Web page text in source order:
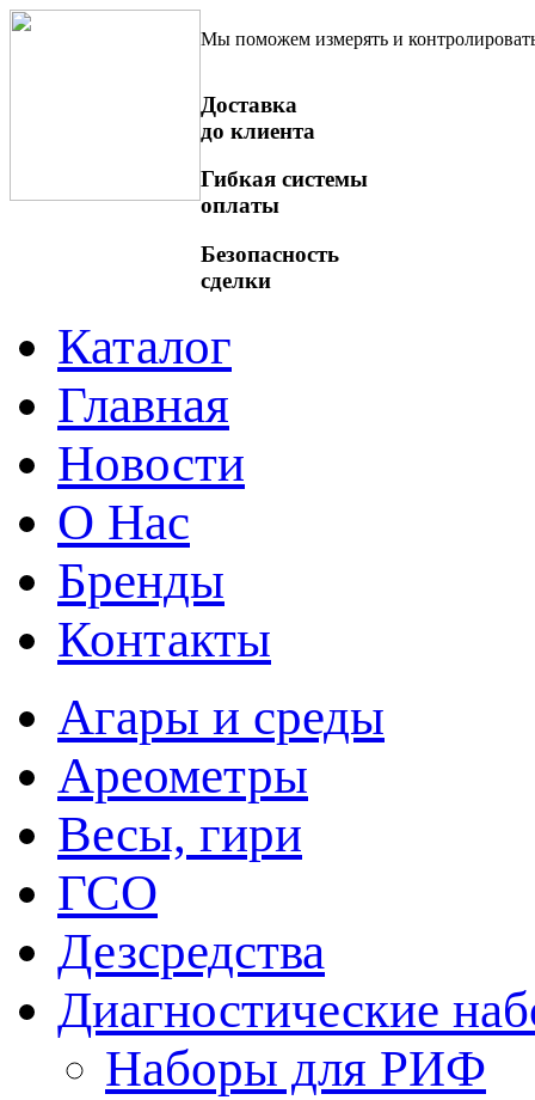
Мы поможем измерять и
Доставка
до клиента
Гибкая системы
оплаты
Безопасность
сделки
Каталог
Главная
Новости
О Нас
Бренды
Контакты
Агары и среды
Ареометры
Весы, гири
ГСО
Дезсредства
Диагностические
Наборы для РИФ